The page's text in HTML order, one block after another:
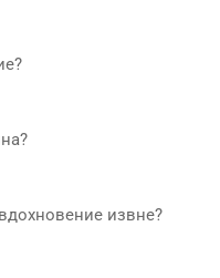
извне?